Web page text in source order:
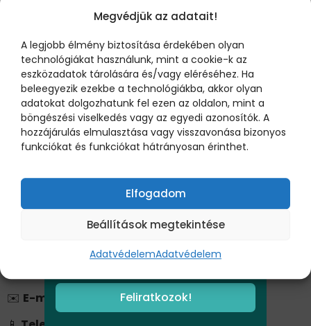
Megvédjük az adatait!
A legjobb élmény biztosítása érdekében olyan
technológiákat használunk, mint a cookie-k az
eszközadatok tárolására és/vagy eléréséhez. Ha
beleegyezik ezekbe a technológiákba, akkor olyan
adatokat dolgozhatunk fel ezen az oldalon, mint a
böngészési viselkedés vagy az egyedi azonosítók. A
hozzájárulás elmulasztása vagy visszavonása bizonyos
funkciókat és funkciókat hátrányosan érinthet.
Elfogadom
Beállítások megtekintése
AdatvédelemAdatvédelem
A Heverde márka legújabb állatos babzsákjai
nemcsak kényelmesek és játékosak, hanem
aromaterápiás hatásukkal segítik a gyermekek
ellazulását és megnyugvását. 🌿✨ Fedezzétek fel a
Heverde gyerekbabzsákokat itt:
https://heverde.hu/termekkategoria/gyerek-
babzsakfotel/
Eredményhirdetés:2025. április 29.-én
A díjazottakat emailben is értesítjük, és az ünnepélyes
sorrendet!
Tipp a sikerhez!
Osszátok meg minél többen a gyermekek alkotásait a
✉️ E-mail:
tucernaszeretet@voroskereszt.hu
ÚJ FELIRATKOZÓKNAK:
1.000 FT
KEDVEZMÉNY
Iratkozz fel hírlevelünkre és zsebeld be az
1.000Ft-os kedvezményt, amit beválthatsz
esetén.
Feliratkozok!